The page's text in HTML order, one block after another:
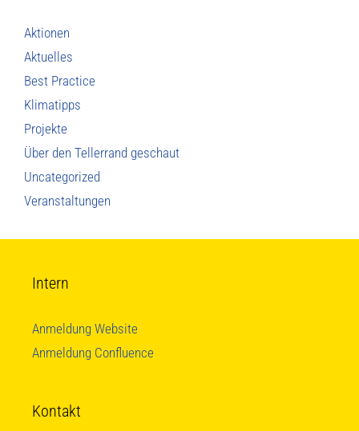
Aktionen
Aktuelles
Best Practice
Klimatipps
Projekte
Über den Tellerrand geschaut
Uncategorized
Veranstaltungen
Intern
Anmeldung Website
Anmeldung Confluence
Kontakt